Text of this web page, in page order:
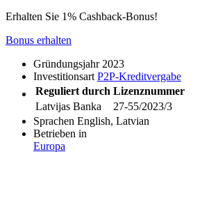
Erhalten Sie 1% Cashback-Bonus!
Bonus erhalten
Gründungsjahr 2023
Investitionsart P2P-Kreditvergabe
Reguliert durch Lizenznummer
Latvijas Banka
27-55/2023/3
Sprachen English, Latvian
Betrieben in
Europa